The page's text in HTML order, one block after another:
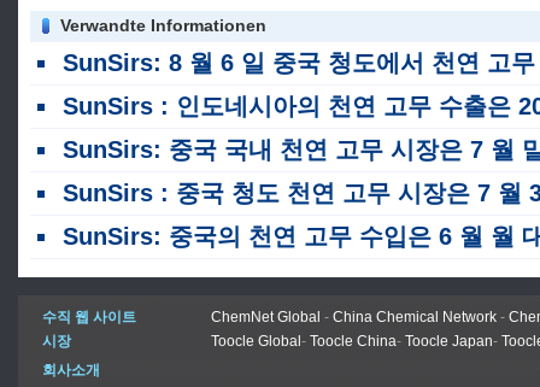
Verwandte Informationen
SunSirs: 8 월 6 일 중국 청도에서 천연 고무 시장 가격 상
SunSirs : 인도네시아의 천연 고무 수출은 2026 년 상반기에 전년 대비 23% 하락했습니
SunSirs: 중국 국내 천연 고무 시장은 7 월 말 이후 변동 속에서
SunSirs : 중국 청도 천연 고무 시장은 7 월 30 일 약한 통합을보고 있습
SunSirs: 중국의 천연 고무 수입은 6 월 월 대비 전년 대비 증가했습니
수직 웹 사이트 ChemNet Global - China Chemical Network -
시장
Toocle Global- Toocle China- Toocle Japan-
회사소개